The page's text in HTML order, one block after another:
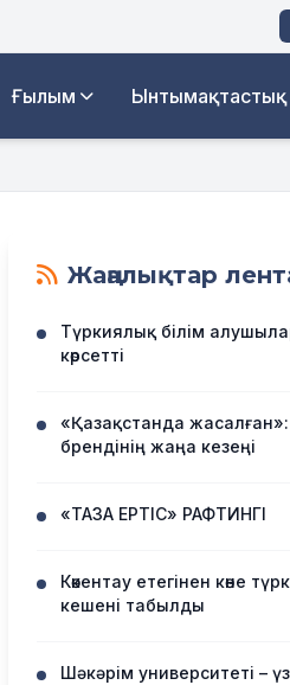
Ғылым Ынтымақтастық
Жаңалықтар
Түркиялық білім
көрсетті
«Қазақстанда жасалған»: ұлттық сапа
брендінің жаңа кезеңі
«ТАЗА ЕРТІС» РАФТИНГІ
Көкентау етегінен көне
кешені табылды
Шәкәрім университеті –